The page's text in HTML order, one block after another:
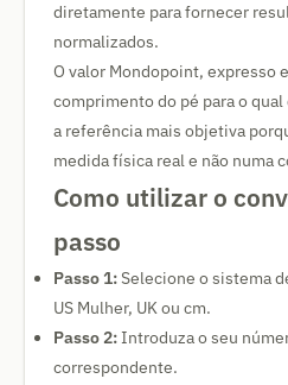
diretamente para fornecer
normalizados.
O valor Mondopoint, expresso
comprimento do pé para o
a referência mais objetiva
medida física real e não numa
Como utilizar o
passo
Passo 1:Selecione o sistema
US Mulher, UK ou cm.
Passo 2:Introduza o seu
correspondente.